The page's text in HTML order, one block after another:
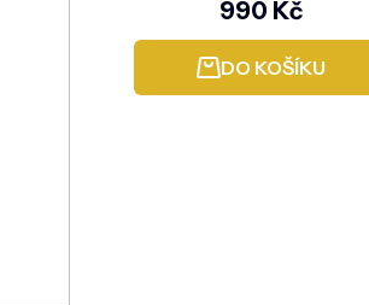
Blackhead Remover)
Grey
990 Kč
DO KOŠÍKU